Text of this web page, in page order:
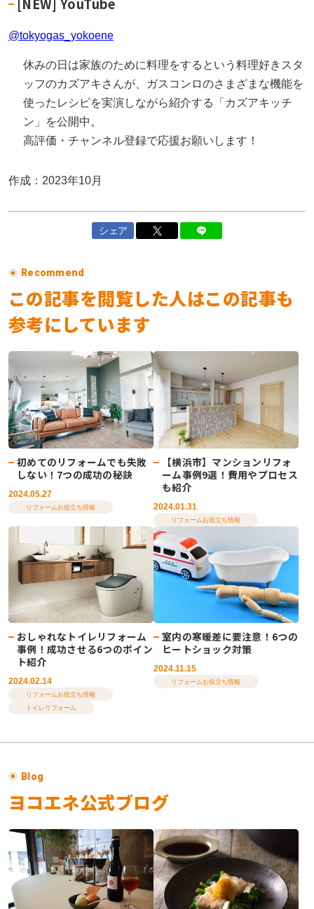
[NEW] YouTube
@tokyogas_yokoene
休みの日は家族のために料理をするという料理好きスタ
ッフのカズアキさんが、ガスコンロのさまざまな機能を
使ったレシピを実演しながら紹介する「カズアキッチ
ン」を公開中。
高評価・チャンネル登録で応援お願いします！
作成：2023年10月
シェア
Recommend
この記事を閲覧した人はこの記事も
参考にしています
初めてのリフォームでも失敗
しない！7つの成功の秘訣
2024.05.27
リフォームお役立ち情報
【横浜市】マンションリフォ
ーム事例9選！費用やプロセス
も紹介
2024.01.31
リフォームお役立ち情報
おしゃれなトイレリフォーム
事例！成功させる6つのポイン
ト紹介
2024.02.14
リフォームお役立ち情報
トイレリフォーム
室内の寒暖差に要注意！6つの
ヒートショック対策
2024.11.15
リフォームお役立ち情報
Blog
ヨコエネ公式ブログ